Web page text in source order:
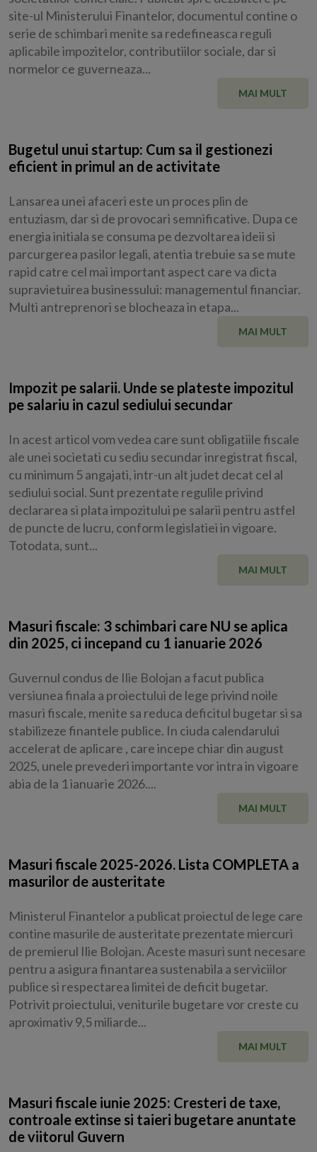
site-ul Ministerului Finantelor, documentul contine o
serie de schimbari menite sa redefineasca reguli
aplicabile impozitelor, contributiilor sociale, dar si
normelor ce guverneaza...
MAI MULT
Bugetul unui startup: Cum sa il gestionezi
eficient in primul an de activitate
Lansarea unei afaceri este un proces plin de
entuziasm, dar si de provocari semnificative. Dupa ce
energia initiala se consuma pe dezvoltarea ideii si
parcurgerea pasilor legali, atentia trebuie sa se mute
rapid catre cel mai important aspect care va dicta
supravietuirea businessului: managementul financiar.
Multi antreprenori se blocheaza in etapa...
MAI MULT
Impozit pe salarii. Unde se plateste impozitul
pe salariu in cazul sediului secundar
In acest articol vom vedea care sunt obligatiile fiscale
ale unei societati cu sediu secundar inregistrat fiscal,
cu minimum 5 angajati, intr-un alt judet decat cel al
sediului social. Sunt prezentate regulile privind
declararea si plata impozitului pe salarii pentru astfel
de puncte de lucru, conform legislatiei in vigoare.
Totodata, sunt...
MAI MULT
Masuri fiscale: 3 schimbari care NU se aplica
din 2025, ci incepand cu 1 ianuarie 2026
Guvernul condus de Ilie Bolojan a facut publica
versiunea finala a proiectului de lege privind noile
masuri fiscale, menite sa reduca deficitul bugetar si sa
stabilizeze finantele publice. In ciuda calendarului
accelerat de aplicare , care incepe chiar din august
2025, unele prevederi importante vor intra in vigoare
abia de la 1 ianuarie 2026....
MAI MULT
Masuri fiscale 2025-2026. Lista COMPLETA a
masurilor de austeritate
Ministerul Finantelor a publicat proiectul de lege care
contine masurile de austeritate prezentate miercuri
de premierul Ilie Bolojan. Aceste masuri sunt necesare
pentru a asigura finantarea sustenabila a serviciilor
publice si respectarea limitei de deficit bugetar.
Potrivit proiectului, veniturile bugetare vor creste cu
aproximativ 9,5 miliarde...
MAI MULT
Masuri fiscale iunie 2025: Cresteri de taxe,
controale extinse si taieri bugetare anuntate
de viitorul Guvern